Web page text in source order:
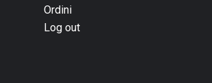
Ordini
Log out